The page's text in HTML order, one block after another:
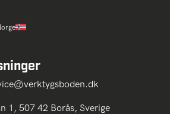
1, 507 42 Borås, Sverige